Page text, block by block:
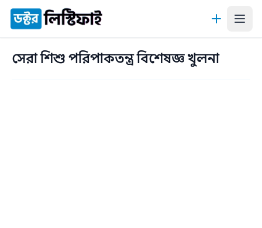
কন্টেন্টে যান
সেরা শিশু পরিপাকতন্ত্র বিশেষজ্ঞ খুলনা